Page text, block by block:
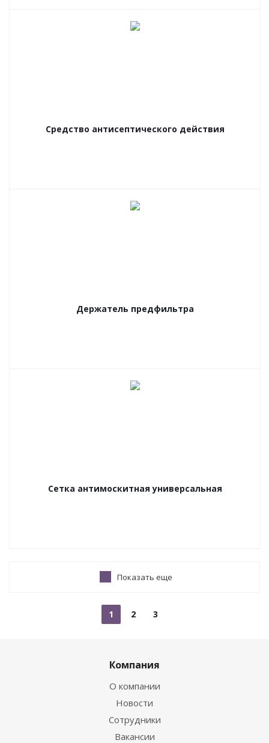
Средство антисептического действия
Держатель предфильтра
Сетка антимоскитная универсальная
Показать еще
1 2 3
Компания
О компании
Новости
Сотрудники
Вакансии